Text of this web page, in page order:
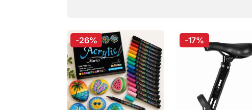
-26% -17%